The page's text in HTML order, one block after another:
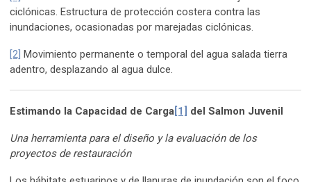
ciclónicas. Estructura de protección costera contra las
inundaciones, ocasionadas por marejadas ciclónicas.
[2] Movimiento permanente o temporal del agua salada tierra
adentro, desplazando al agua dulce.
Estimando la Capacidad de Carga [1] del Salmon Juvenil
Una herramienta para el diseño y la evaluación de los
proyectos de restauración